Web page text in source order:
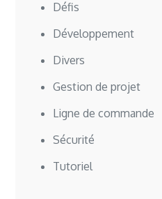
Défis
Développement
Divers
Gestion de projet
Ligne de commande
Sécurité
Tutoriel